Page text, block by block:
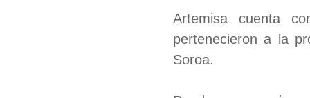
Artemisa cuenta
pertenecieron a la
Soroa.